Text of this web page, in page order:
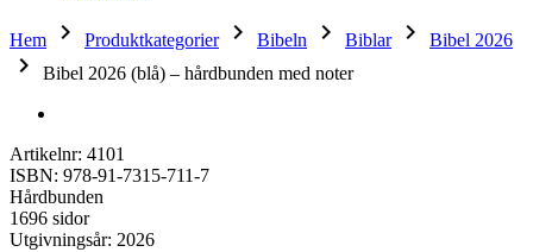
Hem keyboard_arrow_right Produktkategorier keyboard_arrow_right Bibeln keyboard_arrow_right Biblar keyboard_arrow_right Bibel 2026
keyboard_arrow_right Bibel 2026 (blå) – hårdbunden med noter
Artikelnr: 4101
ISBN: 978-91-7315-711-7
Hårdbunden
1696 sidor
Utgivningsår: 2026